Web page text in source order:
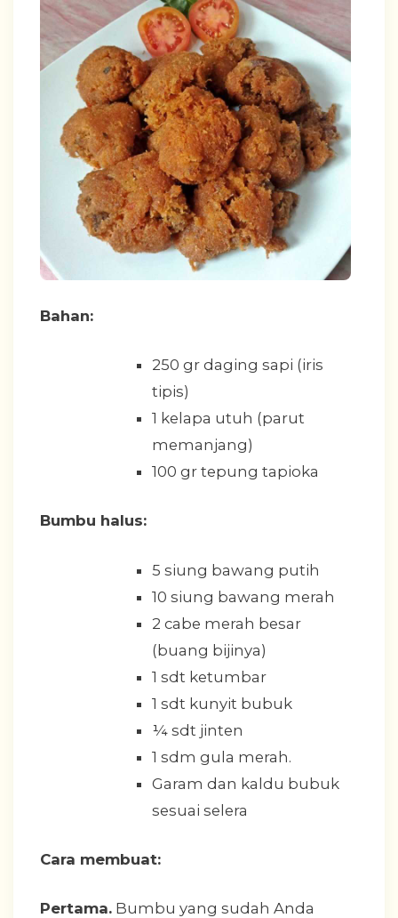
Bahan:
250 gr daging sapi (iris
tipis)
1 kelapa utuh (parut
memanjang)
100 gr tepung tapioka
Bumbu halus:
5 siung bawang putih
10 siung bawang merah
2 cabe merah besar
(buang bijinya)
1 sdt ketumbar
1 sdt kunyit bubuk
¼ sdt jinten
1 sdm gula merah.
Garam dan kaldu bubuk
sesuai selera
Cara membuat:
Pertama. Bumbu yang sudah Anda